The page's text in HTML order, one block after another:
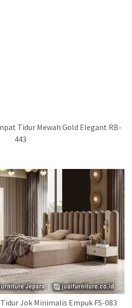
Tidur Mewah Gold Elegant RB-
443
Jok Minimalis Empuk FS-083